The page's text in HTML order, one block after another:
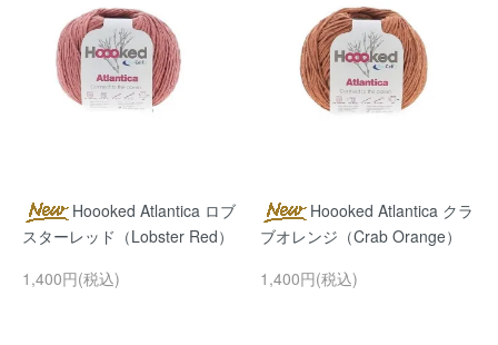
Hoooked Atlantica ロブ
スターレッド（Lobster Red）
1,400円(税込)
Hoooked Atlantica クラ
ブオレンジ（Crab Orange）
1,400円(税込)